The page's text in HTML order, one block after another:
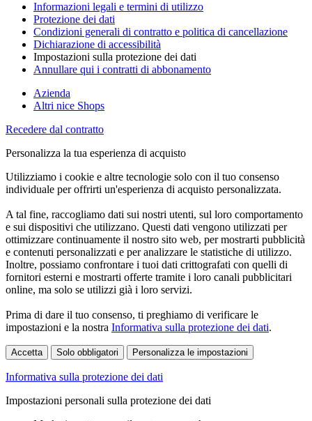
Informazioni legali e termini di utilizzo
Protezione dei dati
Condizioni generali di contratto e politica di cancellazione
Dichiarazione di accessibilità
Impostazioni sulla protezione dei dati
Annullare qui i contratti di abbonamento
Azienda
Altri nice Shops
Recedere dal contratto
Personalizza la tua esperienza di acquisto
Utilizziamo i cookie e altre tecnologie solo con il tuo consenso
individuale per offrirti un'esperienza di acquisto personalizzata.
A tal fine, raccogliamo dati sui nostri utenti, sul loro comportamento
e sui dispositivi che utilizzano. Questi dati vengono utilizzati per
ottimizzare continuamente il nostro sito web, per mostrarti pubblicità
e contenuti personalizzati e per analizzare le statistiche di utilizzo.
Inoltre, possiamo confrontare i tuoi dati crittografati con quelli di
fornitori esterni e mostrarti offerte tramite i loro canali pubblicitari
online, ma solo se utilizzi già i loro servizi.
Prima di dare il tuo consenso, ti preghiamo di verificare le
impostazioni e la nostra Informativa sulla protezione dei dati.
Accetta Solo obbligatori Personalizza le impostazioni
Informativa sulla protezione dei dati
Impostazioni personali sulla protezione dei dati